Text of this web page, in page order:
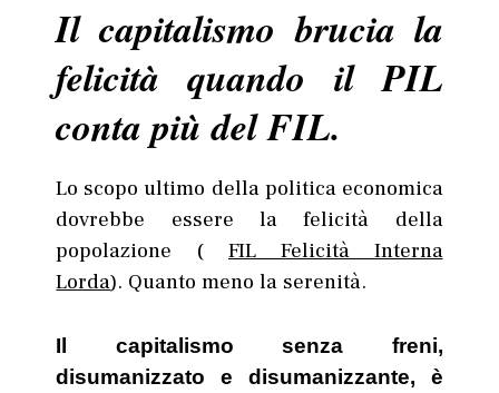
Il capitalismo brucia la
felicità quando il PIL
conta più del FIL.
Lo scopo ultimo della politica economica
dovrebbe essere la felicità della
popolazione ( FIL Felicità Interna
Lorda). Quanto meno la serenità.
Il capitalismo senza freni,
disumanizzato e disumanizzante, è